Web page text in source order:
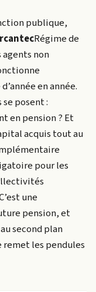
publique,
Régime de
non
en année.
posent :
en pension ? Et
acquis tout au
pour les
une
pension, et
second plan
remet les pendules